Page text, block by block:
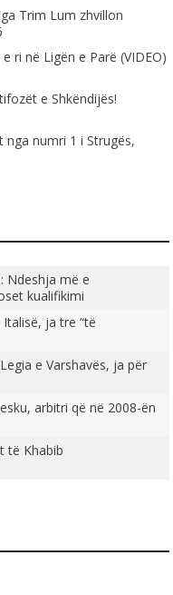
Trim Lum zhvillon
ri në Ligën e Parë (VIDEO)
e Shkëndijës!
nga numri 1 i Strugës,
Ndeshja më e
kualifikimi
ja tre “të
e Varshavës, ja për
arbitri që në 2008-ën
të Khabib